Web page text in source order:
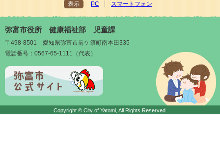
表示 PC スマートフォン
弥富市役所 健康福祉部 児童課
〒498-8501 愛知県弥富市前ケ須町南本田335
電話番号：0567-65-1111（代表）
Copyright © City of Yatomi, All Rights Reserved.